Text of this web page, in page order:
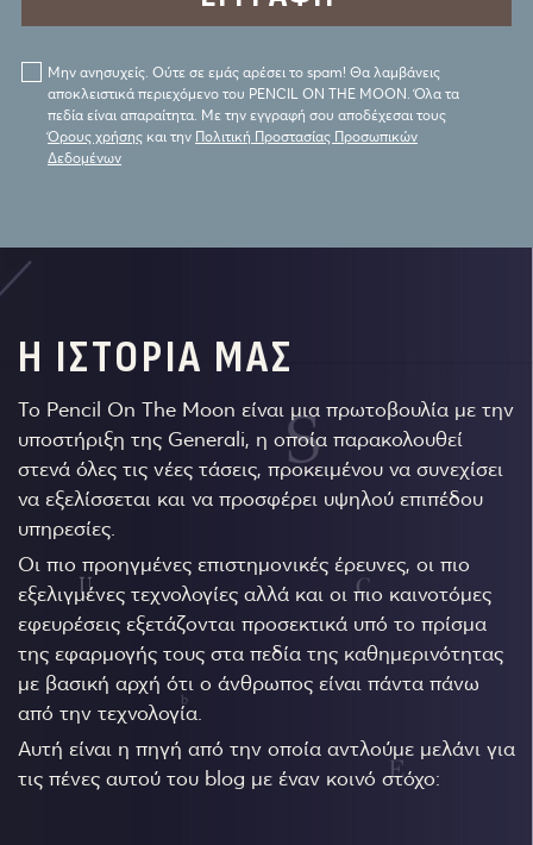
Μην ανησυχείς. Ούτε σε εμάς αρέσει το spam! Θα λαμβάνεις
αποκλειστικά περιεχόμενο του PENCIL ON THE MOON. Όλα τα
πεδία είναι απαραίτητα. Με την εγγραφή σου αποδέχεσαι τους
Όρους χρήσης και την Πολιτική Προστασίας Προσωπικών
Δεδομένων
Η ΙΣΤΟΡΙΑ ΜΑΣ
Το Pencil On The Moon είναι μια πρωτοβουλία με την
υποστήριξη της Generali, η οποία παρακολουθεί
στενά όλες τις νέες τάσεις, προκειμένου να συνεχίσει
να εξελίσσεται και να προσφέρει υψηλού επιπέδου
υπηρεσίες.
Οι πιο προηγμένες επιστημονικές έρευνες, οι πιο
εξελιγμένες τεχνολογίες αλλά και οι πιο καινοτόμες
εφευρέσεις εξετάζονται προσεκτικά υπό το πρίσμα
της εφαρμογής τους στα πεδία της καθημερινότητας
με βασική αρχή ότι ο άνθρωπος είναι πάντα πάνω
από την τεχνολογία.
Αυτή είναι η πηγή από την οποία αντλούμε μελάνι για
τις πένες αυτού του blog με έναν κοινό στόχο: